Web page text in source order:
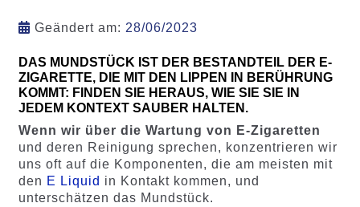
Geändert am: 28/06/2023
DAS MUNDSTÜCK IST DER BESTANDTEIL DER E-
ZIGARETTE, DIE MIT DEN LIPPEN IN BERÜHRUNG
KOMMT: FINDEN SIE HERAUS, WIE SIE SIE IN
JEDEM KONTEXT SAUBER HALTEN.
Wenn wir über die Wartung von E-Zigaretten
und deren Reinigung sprechen, konzentrieren wir
uns oft auf die Komponenten, die am meisten mit
den E Liquid in Kontakt kommen, und
unterschätzen das Mundstück.